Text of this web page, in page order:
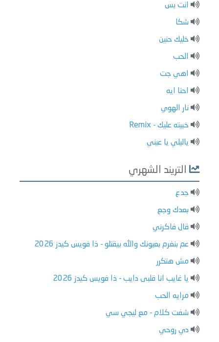
انت بس
شكا
خليك حنين
الحب
اهي جت
احنا ايه
نار الهوي
خبيته عليك - Remix
ياليلي يا عيني
التريند الشهري
جدع
بعدك وجع
قال فاكرني
عم بنغرم بعيونك والله بيقتلو - ذا فويس كيدز 2026
مش هتكرر
يا غايب انا قلبى دايب - ذا فويس كيدز 2026
مرايه الحب
شفت كلام - مع ليجي سي
دي روحي